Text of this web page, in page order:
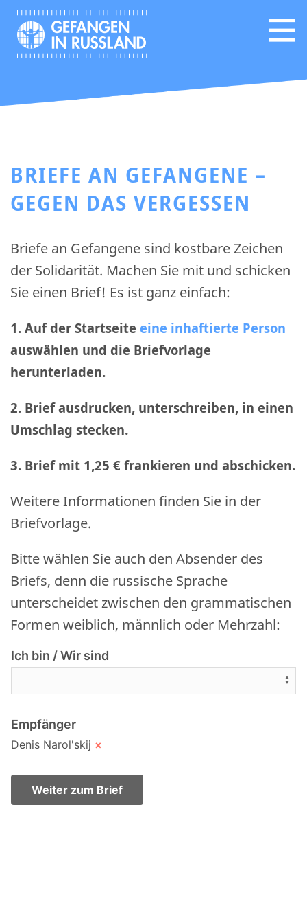
BRIEFE AN GEFANGENE –
GEGEN DAS VERGESSEN
Briefe an Gefangene sind kostbare Zeichen
der Solidarität. Machen Sie mit und schicken
Sie einen Brief! Es ist ganz einfach:
1. Auf der Startseite eine inhaftierte Person
auswählen und die Briefvorlage
herunterladen.
2. Brief ausdrucken, unterschreiben, in einen
Umschlag stecken.
3. Brief mit 1,25 € frankieren und abschicken.
Weitere Informationen finden Sie in der
Briefvorlage.
Bitte wählen Sie auch den Absender des
Briefs, denn die russische Sprache
unterscheidet zwischen den grammatischen
Formen weiblich, männlich oder Mehrzahl:
Ich bin / Wir sind
Empfänger
Denis Narol'skij ×
Weiter zum Brief